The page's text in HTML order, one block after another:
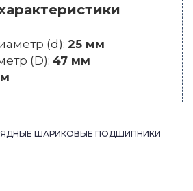
(d): 25 мм
(D): 47 мм
ШАРИКОВЫЕ ПОДШИПНИКИ